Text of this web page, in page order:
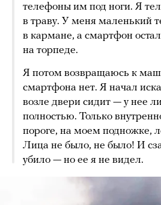
телефоны им под ноги. Я
в траву. У меня маленький
в кармане, а смартфон
на торпеде.
Я потом возвращаюсь к
смартфона нет. Я начал
возле двери сидит — у нее
полностью. Только
пороге, на моем подножке,
Лица не было, не было! И
убило — но ее я не видел.